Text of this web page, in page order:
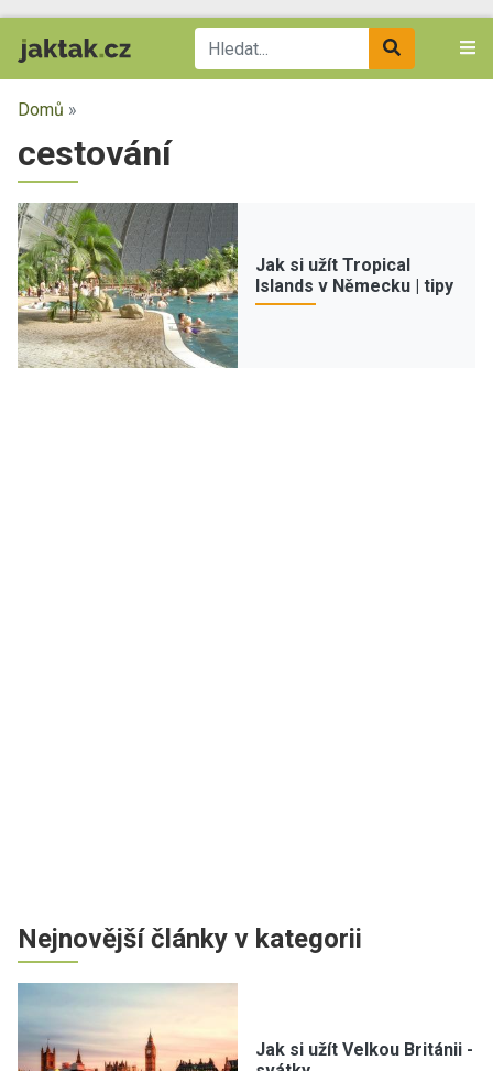
Domů »
cestování
Jak si užít Tropical
Islands v Německu | tipy
Nejnovější články v kategorii
Jak si užít Velkou Británii -